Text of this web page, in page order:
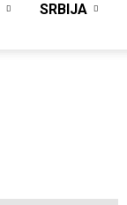
SRBIJA